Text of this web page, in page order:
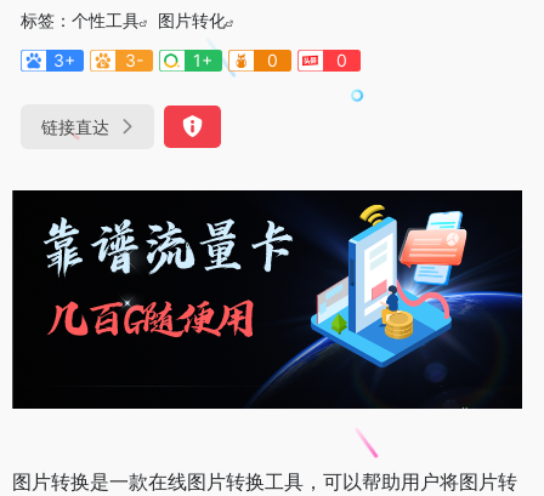
标签： 个性工具
图片转化
3+
3- 1+ 0 0
链接直达
图片转换是一款在线图片转换工具，可以帮助用户将图片转